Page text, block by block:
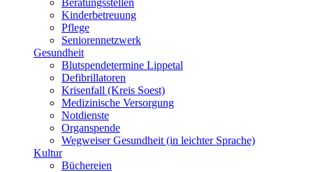
Beratungsstellen
Kinderbetreuung
Pflege
Seniorennetzwerk
Gesundheit
Blutspendetermine Lippetal
Defibrillatoren
Krisenfall (Kreis Soest)
Medizinische Versorgung
Notdienste
Organspende
Wegweiser Gesundheit (in leichter Sprache)
Kultur
Büchereien